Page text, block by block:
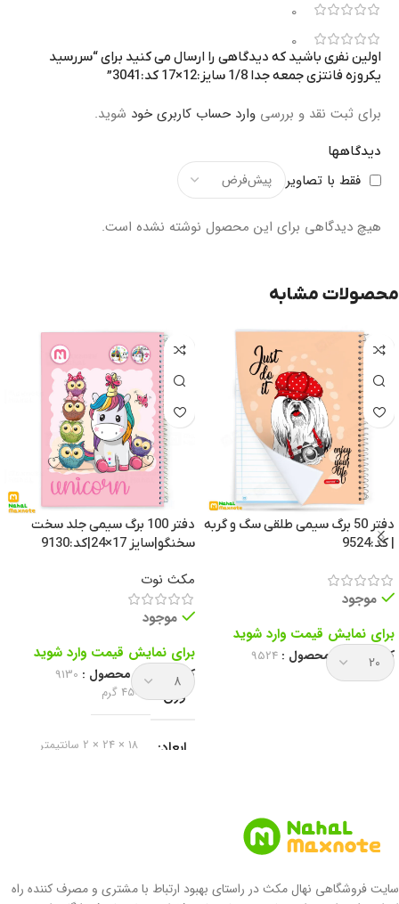
0
0
دیدگاهها
فقط با تصاویر
هیچ دیدگاهی برای این محصول نوشته نشده است.
اولین نفری باشید که دیدگاهی را ارسال می کنید برای “سررسید
یکروزه فانتزی جمعه جدا 1/8 سایز:12×17 کد:3041”
برای ثبت نقد و بررسی وارد حساب کاربری خود شوید.
محصولات مشابه
دفتر 50 برگ سیمی طلقی سگ و گربه
| کد:9524
موجود
برای نمایش قیمت وارد شوید
کد انحصاری محصول : 9524
دفتر 100 برگ سیمی جلد سخت
سخنگو|سایز 17×24|کد:9130
مکث نوت
موجود
برای نمایش قیمت وارد شوید
کد انحصاری محصول : 9130
وزن 450 گرم
ابعاد 18 × 24 × 2 سانتیمتر
سایت فروشگاهی نهال مکث در راستای بهبود ارتباط با مشتری و مصرف کننده راه